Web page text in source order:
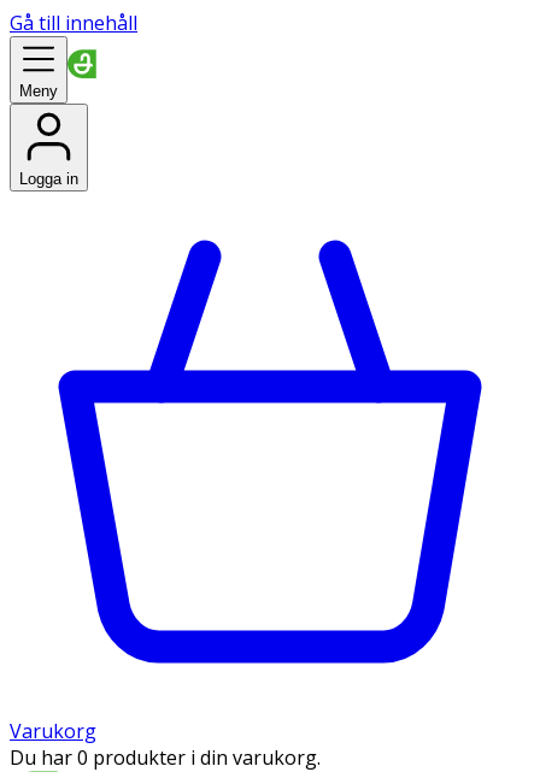
Gå till innehåll
Meny
Logga in
Varukorg
Du har 0 produkter i din varukorg.